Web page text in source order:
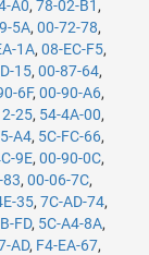
A0, 78-02-B1 ,
5A, 00-72-78,
1A, 08-EC-F5,
15, 00-87-64,
6F, 00-90-A6,
25, 54-4A-00,
A4, 5C-FC-66,
9E, 00-90-0C,
83, 00-06-7C,
35, 7C-AD-74,
FD, 5C-A4-8A,
AD, F4-EA-67,